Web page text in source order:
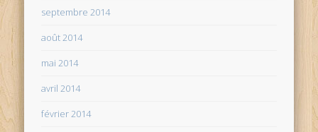
septembre 2014
août 2014
mai 2014
avril 2014
février 2014